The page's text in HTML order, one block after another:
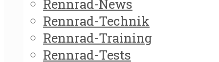
Rennrad-News
Rennrad-Technik
Rennrad-Training
Rennrad-Tests